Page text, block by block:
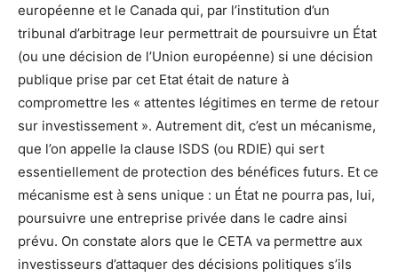
européenne et le Canada qui, par l’institution d’un
tribunal d’arbitrage leur permettrait de poursuivre un État
(ou une décision de l’Union européenne) si une décision
publique prise par cet Etat était de nature à
compromettre les « attentes légitimes en terme de retour
sur investissement ». Autrement dit, c’est un mécanisme,
que l’on appelle la clause ISDS (ou RDIE) qui sert
essentiellement de protection des bénéfices futurs. Et ce
mécanisme est à sens unique : un État ne pourra pas, lui,
poursuivre une entreprise privée dans le cadre ainsi
prévu. On constate alors que le CETA va permettre aux
investisseurs d’attaquer des décisions politiques s’ils